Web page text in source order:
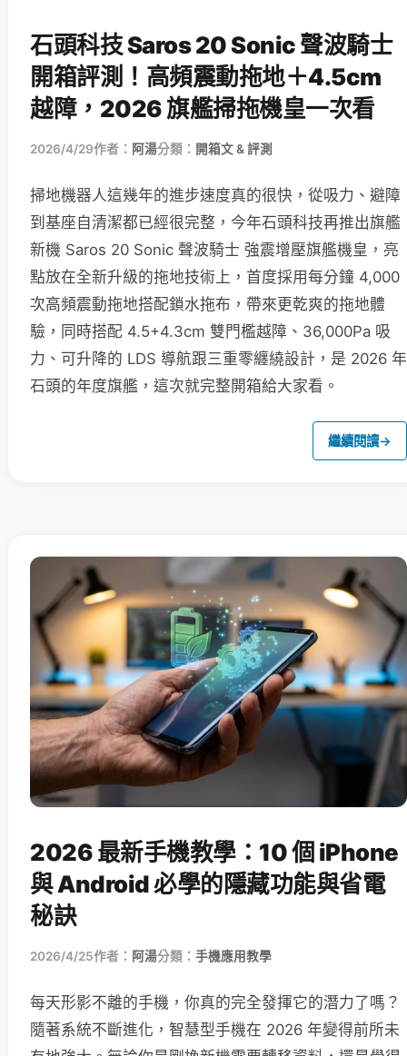
石頭科技 Saros 20 Sonic 聲波騎士
開箱評測！高頻震動拖地＋4.5cm
越障，2026 旗艦掃拖機皇一次看
2026/4/29作者： 阿湯分類： 開箱文 & 評測
掃地機器人這幾年的進步速度真的很快，從吸力、避障
到基座自清潔都已經很完整，今年石頭科技再推出旗艦
新機 Saros 20 Sonic 聲波騎士 強震增壓旗艦機皇，亮
點放在全新升級的拖地技術上，首度採用每分鐘 4,000
次高頻震動拖地搭配鎖水拖布，帶來更乾爽的拖地體
驗，同時搭配 4.5+4.3cm 雙門檻越障、36,000Pa 吸
力、可升降的 LDS 導航跟三重零纏繞設計，是 2026 年
石頭的年度旗艦，這次就完整開箱給大家看。
繼續閱讀→
2026 最新手機教學：10 個 iPhone
與 Android 必學的隱藏功能與省電
秘訣
2026/4/25作者： 阿湯分類： 手機應用教學
每天形影不離的手機，你真的完全發揮它的潛力了嗎？
隨著系統不斷進化，智慧型手機在 2026 年變得前所未